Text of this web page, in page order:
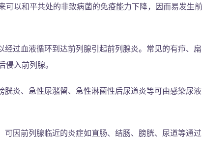
以和平共处的非致病菌的免疫能力下降，因而易发生前
过血液循环到达前列腺引起前列腺炎。常见的有疖、扁
入前列腺。
炎、急性尿潴留、急性淋菌性后尿道炎等可由感染尿液
因前列腺临近的炎症如直肠、结肠、膀胱、尿道等通过